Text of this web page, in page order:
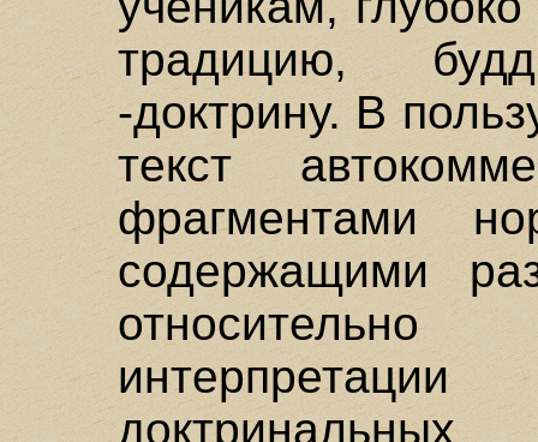
традицию,
-доктрину. В
текст
фрагментами
содержащими